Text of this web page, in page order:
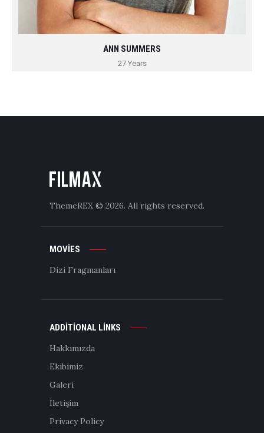
ANN SUMMERS
27 Years
ThemeREX © 2026. All rights reserved.
MOVIES
Dizi Fragmanları
ADDITIONAL LINKS
Hakkımızda
Ekibimiz
Galeri
İletişim
Privacy Policy